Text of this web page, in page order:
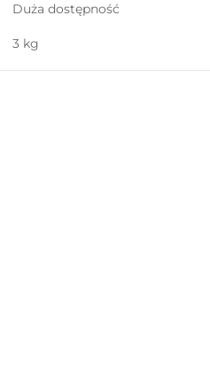
Duża dostępność
3 kg